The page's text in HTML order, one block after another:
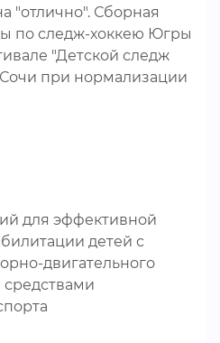
"отлично". Сборная
по следж-хоккею Югры
"Детской следж
при нормализации
для эффективной
детей с
двигательного